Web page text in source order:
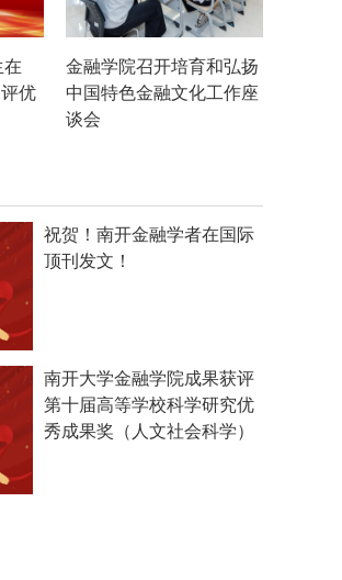
在
优
金融学院召开培育和弘扬
中国特色金融文化工作座
谈会
祝贺！南开金融学者在国际
顶刊发文！
南开大学金融学院成果获评
第十届高等学校科学研究优
秀成果奖（人文社会科学）